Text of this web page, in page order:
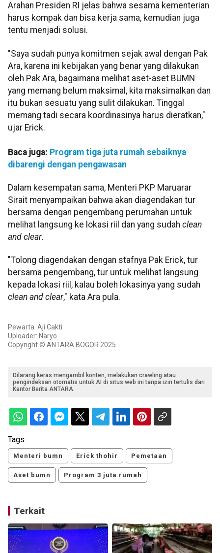
Arahan Presiden RI jelas bahwa sesama kementerian
harus kompak dan bisa kerja sama, kemudian juga
tentu menjadi solusi.
"Saya sudah punya komitmen sejak awal dengan Pak
Ara, karena ini kebijakan yang benar yang dilakukan
oleh Pak Ara, bagaimana melihat aset-aset BUMN
yang memang belum maksimal, kita maksimalkan dan
itu bukan sesuatu yang sulit dilakukan. Tinggal
memang tadi secara koordinasinya harus dieratkan,"
ujar Erick.
Baca juga: Program tiga juta rumah sebaiknya
dibarengi dengan pengawasan
Dalam kesempatan sama, Menteri PKP Maruarar
Sirait menyampaikan bahwa akan diagendakan tur
bersama dengan pengembang perumahan untuk
melihat langsung ke lokasi riil dan yang sudah clean
and clear.
"Tolong diagendakan dengan stafnya Pak Erick, tur
bersama pengembang, tur untuk melihat langsung
kepada lokasi riil, kalau boleh lokasinya yang sudah
clean and clear," kata Ara pula.
Pewarta: Aji Cakti
Uploader: Naryo
Copyright © ANTARA BOGOR 2025
Dilarang keras mengambil konten, melakukan crawling atau
pengindeksan otomatis untuk AI di situs web ini tanpa izin tertulis dari
Kantor Berita ANTARA.
Tags:
Menteri bumn Erick thohir Pemetaan
Aset bumn Program 3 juta rumah
Terkait